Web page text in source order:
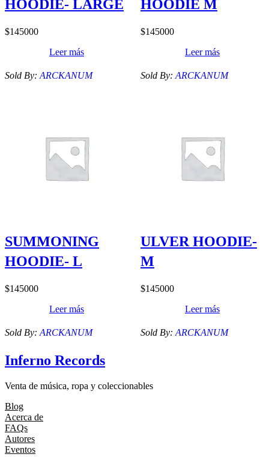
HOODIE- LARGE
$145000
Leer más
Sold By: ARCKANUM
HOODIE M
$145000
Leer más
Sold By: ARCKANUM
SUMMONING
HOODIE- L
$145000
Leer más
Sold By: ARCKANUM
ULVER HOODIE-
M
$145000
Leer más
Sold By: ARCKANUM
Inferno Records
Venta de música, ropa y coleccionables
Blog
Acerca de
FAQs
Autores
Eventos